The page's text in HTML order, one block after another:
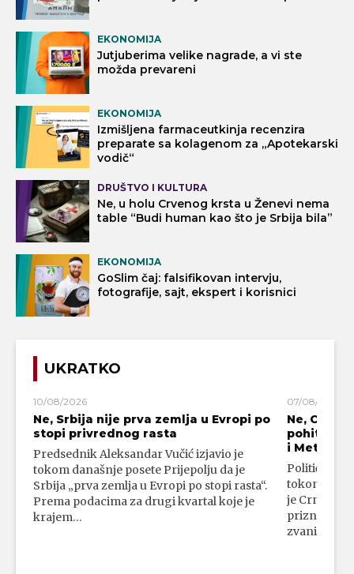
EKONOMIJA
Jutjuberima velike nagrade, a vi ste
možda prevareni
EKONOMIJA
Izmišljena farmaceutkinja recenzira
preparate sa kolagenom za „Apotekarski
vodič“
DRUŠTVO I KULTURA
Ne, u holu Crvenog krsta u Ženevi nema
table “Budi human kao što je Srbija bila”
EKONOMIJA
GoSlim čaj: falsifikovan intervju,
fotografije, sajt, ekspert i korisnici
UKRATKO
10/08/2026
Ne, Srbija nije prva zemlja u Evropi po
stopi privrednog rasta
Predsednik Aleksandar Vučić izjavio je
tokom današnje posete Prijepolju da je
Srbija „prva zemlja u Evropi po stopi rasta“.
Prema podacima za drugi kvartal koje je
krajem…
07/08/2026
Ne, Crna
pohitala
i
Politički
tokom
je Crna
prizna
zvaničnom